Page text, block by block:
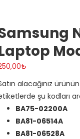
₺
alacağınız
şu kodları
BA75-02200A
BA81-06514A
BA81-06528A